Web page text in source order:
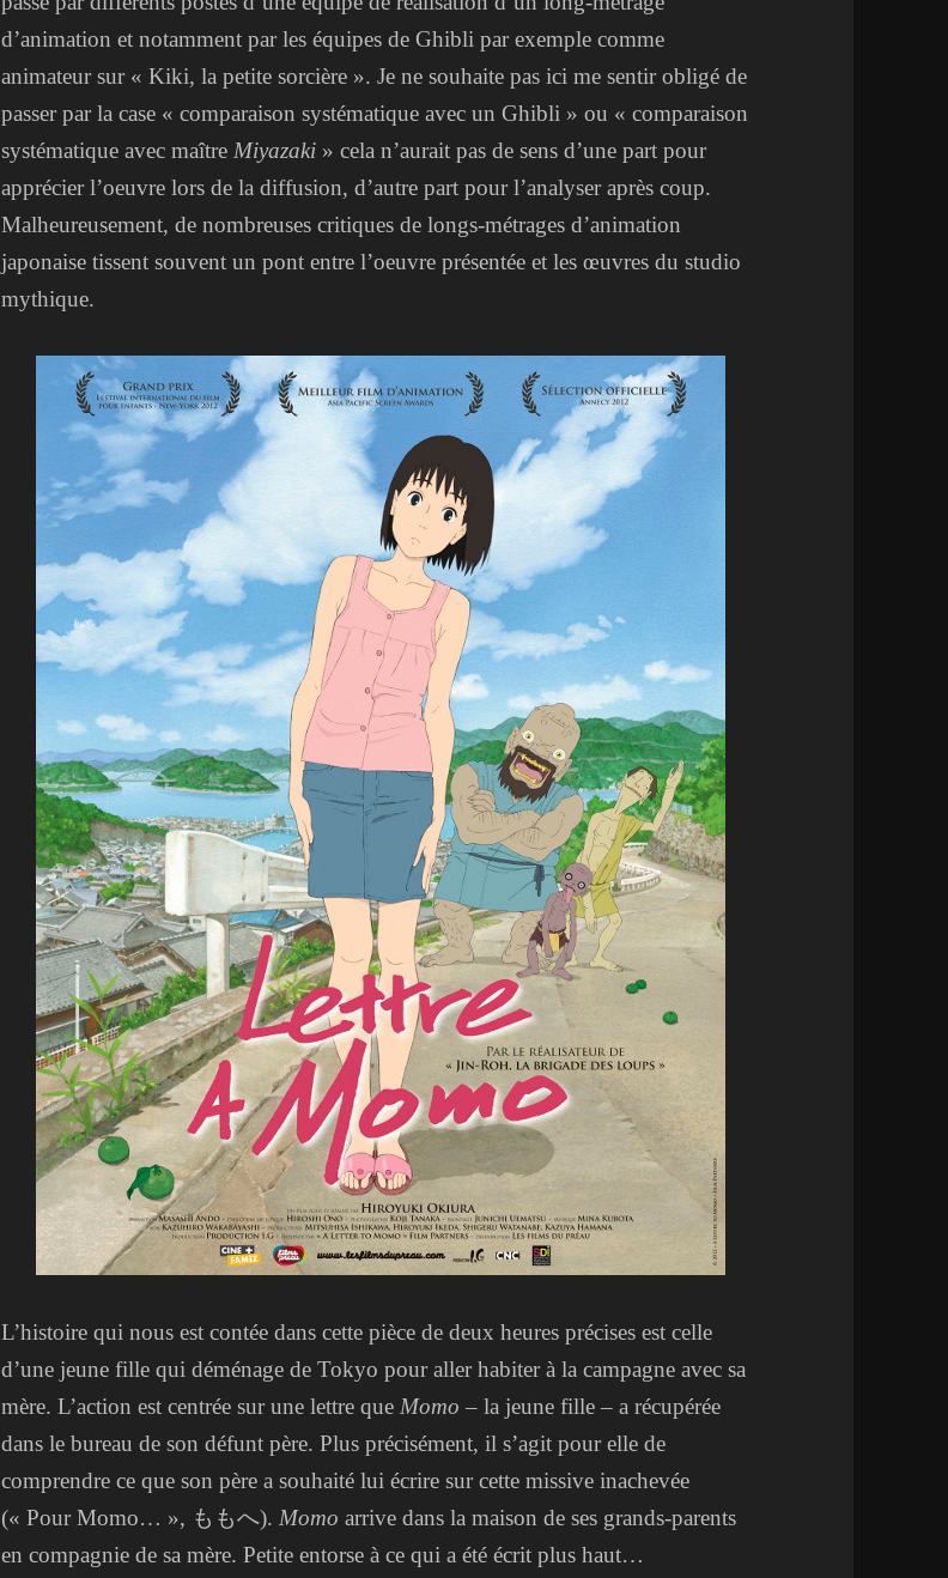
d’animation et notamment par les équipes de Ghibli par exemple comme
animateur sur « Kiki, la petite sorcière ». Je ne souhaite pas ici me sentir obligé de
passer par la case « comparaison systématique avec un Ghibli » ou « comparaison
systématique avec maîtreMiyazaki » cela n’aurait pas de sens d’une part pour
apprécier l’oeuvre lors de la diffusion, d’autre part pour l’analyser après coup.
Malheureusement, de nombreuses critiques de longs-métrages d’animation
japonaise tissent souvent un pont entre l’oeuvre présentée et les œuvres du studio
mythique.
L’histoire qui nous est contée dans cette pièce de deux heures précises est celle
d’une jeune fille qui déménage de Tokyo pour aller habiter à la campagne avec sa
mère. L’action est centrée sur une lettre queMomo – la jeune fille – a récupérée
dans le bureau de son défunt père. Plus précisément, il s’agit pour elle de
comprendre ce que son père a souhaité lui écrire sur cette missive inachevée
(« Pour Momo… », ももへ).Momo arrive dans la maison de ses grands-parents
en compagnie de sa mère. Petite entorse à ce qui a été écrit plus haut…